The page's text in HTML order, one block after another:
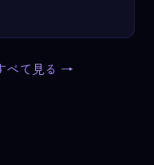
べて見る →